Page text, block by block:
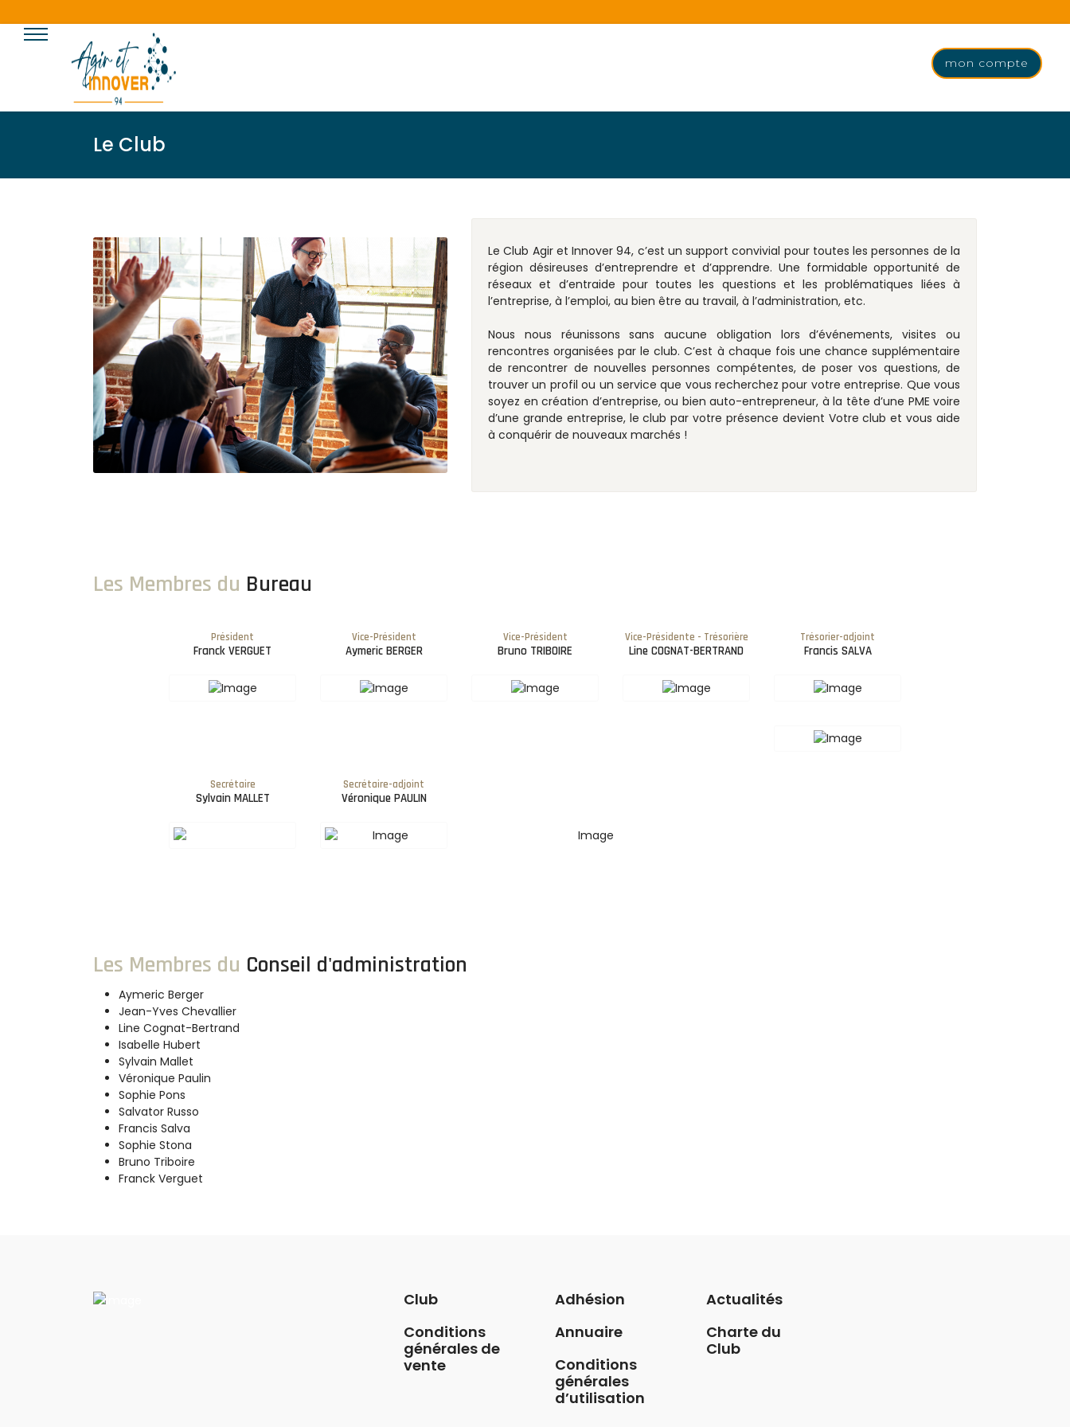
mon compte
Le Club
Le Club Agir et Innover 94, c’est un support convivial pour toutes les personnes de la
région désireuses d’entreprendre et d’apprendre. Une formidable opportunité de
réseaux et d’entraide pour toutes les questions et les problématiques liées à
l’entreprise, à l’emploi, au bien être au travail, à l’administration, etc.
Nous nous réunissons sans aucune obligation lors d’événements, visites ou
rencontres organisées par le club. C’est à chaque fois une chance supplémentaire
de rencontrer de nouvelles personnes compétentes, de poser vos questions, de
trouver un profil ou un service que vous recherchez pour votre entreprise. Que vous
soyez en création d’entreprise, ou bien auto-entrepreneur, à la tête d’une PME voire
d’une grande entreprise, le club par votre présence devient Votre club et vous aide
à conquérir de nouveaux marchés !
Les Membres du Bureau
Président
Franck VERGUET
Vice-Président
Aymeric BERGER
Vice-Président
Bruno TRIBOIRE
Vice-Présidente - Trésorière
Line COGNAT-BERTRAND
Trésorier-adjoint
Francis SALVA
Secrétaire
Sylvain MALLET
Secrétaire-adjoint
Véronique PAULIN
Les Membres du Conseil d'administration
Aymeric Berger
Jean-Yves Chevallier
Line Cognat-Bertrand
Isabelle Hubert
Sylvain Mallet
Véronique Paulin
Sophie Pons
Salvator Russo
Francis Salva
Sophie Stona
Bruno Triboire
Franck Verguet
Club
Conditions
générales de
vente
Adhésion
Annuaire
Conditions
générales
d’utilisation
Actualités
Charte du
Club